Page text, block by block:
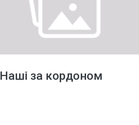
Наші за кордоном